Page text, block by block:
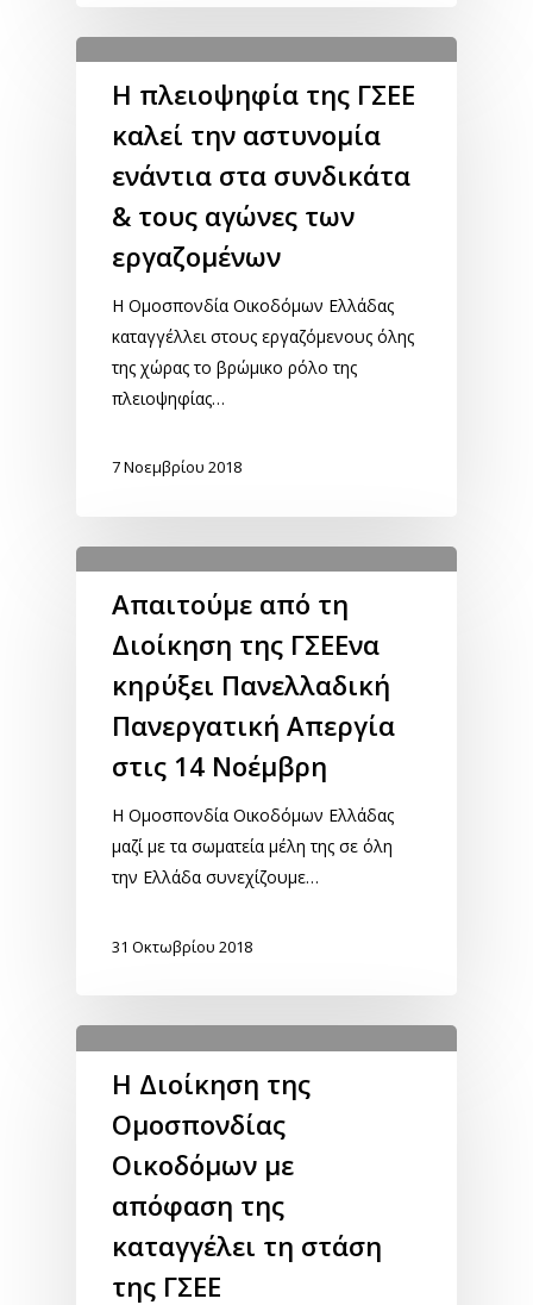
Η πλειοψηφία της ΓΣΕΕ
καλεί την αστυνομία
ενάντια στα συνδικάτα
& τους αγώνες των
εργαζομένων
Η Ομοσπονδία Οικοδόμων Ελλάδας
καταγγέλλει στους εργαζόμενους όλης
της χώρας το βρώμικο ρόλο της
πλειοψηφίας…
7 Νοεμβρίου 2018
Απαιτούμε από τη
Διοίκηση της ΓΣΕΕνα
κηρύξει Πανελλαδική
Πανεργατική Απεργία
στις 14 Νοέμβρη
Η Ομοσπονδία Οικοδόμων Ελλάδας
μαζί με τα σωματεία μέλη της σε όλη
την Ελλάδα συνεχίζουμε…
31 Οκτωβρίου 2018
Η Διοίκηση της
Ομοσπονδίας
Οικοδόμων με
απόφαση της
καταγγέλει τη στάση
της ΓΣΕΕ